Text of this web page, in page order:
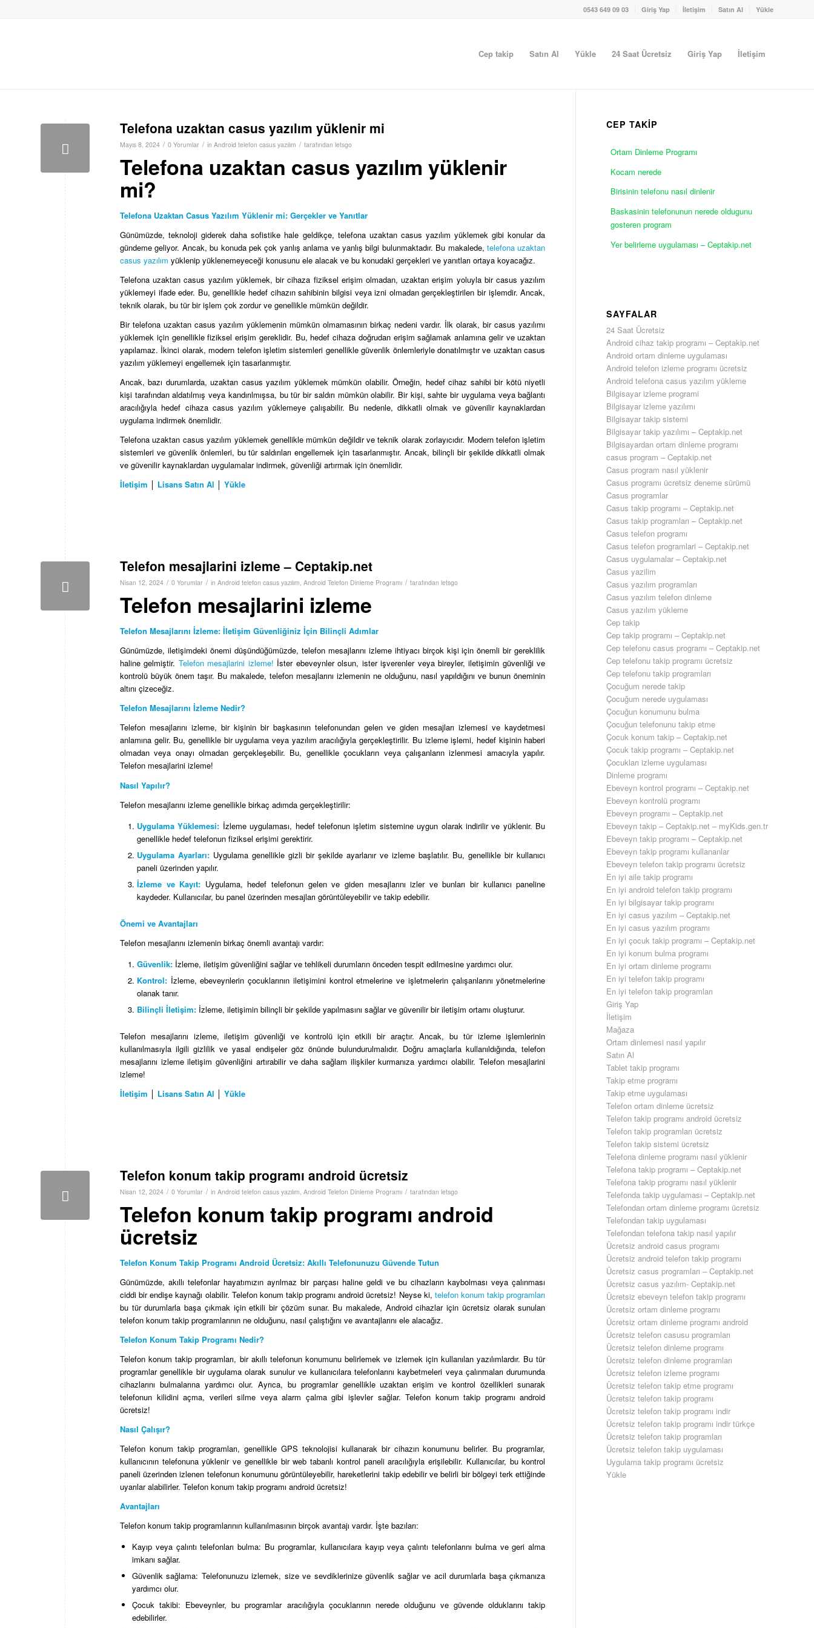
0543 649 09 03 Giriş Yap İletişim Satın Al Yükle
Cep takip Satın Al Yükle 24 Saat Ücretsiz Giriş Yap İletişim
Telefona uzaktan casus yazılım yüklenir mi
Mayıs 8, 2024 / 0 Yorumlar / in Android telefon casus yazılım / tarafından letsgo
Telefona uzaktan casus yazılım yüklenir
mi?
Telefona Uzaktan Casus Yazılım Yüklenir mi: Gerçekler ve Yanıtlar
Günümüzde, teknoloji giderek daha sofistike hale geldikçe, telefona uzaktan casus yazılım yüklemek gibi konular da
gündeme geliyor. Ancak, bu konuda pek çok yanlış anlama ve yanlış bilgi bulunmaktadır. Bu makalede, telefona uzaktan
casus yazılım yüklenip yüklenemeyeceği konusunu ele alacak ve bu konudaki gerçekleri ve yanıtları ortaya koyacağız.
Telefona uzaktan casus yazılım yüklemek, bir cihaza fiziksel erişim olmadan, uzaktan erişim yoluyla bir casus yazılım
yüklemeyi ifade eder. Bu, genellikle hedef cihazın sahibinin bilgisi veya izni olmadan gerçekleştirilen bir işlemdir. Ancak,
teknik olarak, bu tür bir işlem çok zordur ve genellikle mümkün değildir.
Bir telefona uzaktan casus yazılım yüklemenin mümkün olmamasının birkaç nedeni vardır. İlk olarak, bir casus yazılımı
yüklemek için genellikle fiziksel erişim gereklidir. Bu, hedef cihaza doğrudan erişim sağlamak anlamına gelir ve uzaktan
yapılamaz. İkinci olarak, modern telefon işletim sistemleri genellikle güvenlik önlemleriyle donatılmıştır ve uzaktan casus
yazılım yüklemeyi engellemek için tasarlanmıştır.
Ancak, bazı durumlarda, uzaktan casus yazılım yüklemek mümkün olabilir. Örneğin, hedef cihaz sahibi bir kötü niyetli
kişi tarafından aldatılmış veya kandırılmışsa, bu tür bir saldırı mümkün olabilir. Bir kişi, sahte bir uygulama veya bağlantı
aracılığıyla hedef cihaza casus yazılım yüklemeye çalışabilir. Bu nedenle, dikkatli olmak ve güvenilir kaynaklardan
uygulama indirmek önemlidir.
Telefona uzaktan casus yazılım yüklemek genellikle mümkün değildir ve teknik olarak zorlayıcıdır. Modern telefon işletim
sistemleri ve güvenlik önlemleri, bu tür saldırıları engellemek için tasarlanmıştır. Ancak, bilinçli bir şekilde dikkatli olmak
ve güvenilir kaynaklardan uygulamalar indirmek, güvenliği artırmak için önemlidir.
İletişim
Lisans Satın Al Yükle
Telefon mesajlarini izleme – Ceptakip.net
Nisan 12, 2024 / 0 Yorumlar / in Android telefon casus yazılım, Android Telefon Dinleme Programı / tarafından letsgo
Telefon mesajlarini izleme
Telefon Mesajlarını İzleme: İletişim Güvenliğiniz İçin Bilinçli Adımlar
Günümüzde, iletişimdeki önemi düşündüğümüzde, telefon mesajlarını izleme ihtiyacı birçok kişi için önemli bir gereklilik
haline gelmiştir. Telefon mesajlarini izleme! İster ebeveynler olsun, ister işverenler veya bireyler, iletişimin güvenliği ve
kontrolü büyük önem taşır. Bu makalede, telefon mesajlarını izlemenin ne olduğunu, nasıl yapıldığını ve bunun öneminin
altını çizeceğiz.
Telefon Mesajlarını İzleme Nedir?
Telefon mesajlarını izleme, bir kişinin bir başkasının telefonundan gelen ve giden mesajları izlemesi ve kaydetmesi
anlamına gelir. Bu, genellikle bir uygulama veya yazılım aracılığıyla gerçekleştirilir. Bu izleme işlemi, hedef kişinin haberi
olmadan veya onayı olmadan gerçekleşebilir. Bu, genellikle çocukların veya çalışanların izlenmesi amacıyla yapılır.
Telefon mesajlarini izleme!
Nasıl Yapılır?
Telefon mesajlarını izleme genellikle birkaç adımda gerçekleştirilir:
Uygulama Yüklemesi: İzleme uygulaması, hedef telefonun işletim sistemine uygun olarak indirilir ve yüklenir. Bu
genellikle hedef telefonun fiziksel erişimi gerektirir.
Uygulama Ayarları:Uygulama genellikle gizli bir şekilde ayarlanır ve izleme başlatılır. Bu, genellikle bir kullanıcı
paneli üzerinden yapılır.
İzleme ve Kayıt: Uygulama, hedef telefonun gelen ve giden mesajlarını izler ve bunları bir kullanıcı paneline
kaydeder. Kullanıcılar, bu panel üzerinden mesajları görüntüleyebilir ve takip edebilir.
Önemi ve Avantajları
Telefon mesajlarını izlemenin birkaç önemli avantajı vardır:
Güvenlik: İzleme, iletişim güvenliğini sağlar ve tehlikeli durumların önceden tespit edilmesine yardımcı olur.
Kontrol: İzleme, ebeveynlerin çocuklarının iletişimini kontrol etmelerine ve işletmelerin çalışanlarını yönetmelerine
olanak tanır.
Bilinçli İletişim: İzleme, iletişimin bilinçli bir şekilde yapılmasını sağlar ve güvenilir bir iletişim ortamı oluşturur.
Telefon mesajlarını izleme, iletişim güvenliği ve kontrolü için etkili bir araçtır. Ancak, bu tür izleme işlemlerinin
kullanılmasıyla ilgili gizlilik ve yasal endişeler göz önünde bulundurulmalıdır. Doğru amaçlarla kullanıldığında, telefon
mesajlarını izleme iletişim güvenliğini artırabilir ve daha sağlam ilişkiler kurmanıza yardımcı olabilir. Telefon mesajlarini
izleme!
İletişim │ Lisans Satın Al │ Yükle
Telefon konum takip programı android ücretsiz
Nisan 12, 2024 / 0 Yorumlar / in Android telefon casus yazılım Android Telefon Dinleme Programı / tarafından letsgo
Telefon konum takip programı android
ücretsiz
Telefon Konum Takip Programı Android Ücretsiz: Akıllı Telefonunuzu Güvende Tutun
Günümüzde, akıllı telefonlar hayatımızın ayrılmaz bir parçası haline geldi ve bu cihazların kaybolması veya çalınması
ciddi bir endişe kaynağı olabilir. Telefon konum takip programı android ücretsiz! Neyse ki, telefon konum takip programları
bu tür durumlarla başa çıkmak için etkili bir çözüm sunar. Bu makalede, Android cihazlar için ücretsiz olarak sunulan
telefon konum takip programlarının ne olduğunu, nasıl çalıştığını ve avantajlarını ele alacağız.
Telefon Konum Takip Programı Nedir?
Telefon konum takip programları, bir akıllı telefonun konumunu belirlemek ve izlemek için kullanılan yazılımlardır. Bu tür
programlar genellikle bir uygulama olarak sunulur ve kullanıcılara telefonlarını kaybetmeleri veya çalınmaları durumunda
cihazlarını bulmalarına yardımcı olur. Ayrıca, bu programlar genellikle uzaktan erişim ve kontrol özellikleri sunarak
telefonun kilidini açma, verileri silme veya alarm çalma gibi işlevler sağlar. Telefon konum takip programı android
ücretsiz!
Nasıl Çalışır?
Telefon konum takip programları, genellikle GPS teknolojisi kullanarak bir cihazın konumunu belirler. Bu programlar,
kullanıcının telefonuna yüklenir ve genellikle bir web tabanlı kontrol paneli aracılığıyla erişilebilir. Kullanıcılar, bu kontrol
paneli üzerinden izlenen telefonun konumunu görüntüleyebilir, hareketlerini takip edebilir ve belirli bir bölgeyi terk ettiğinde
uyarılar alabilirler. Telefon konum takip programı android ücretsiz!
Avantajları
Telefon konum takip programlarının kullanılmasının birçok avantajı vardır. İşte bazıları:
Kayıp veya çalıntı telefonları bulma: Bu programlar, kullanıcılara kayıp veya çalıntı telefonlarını bulma ve geri alma
imkanı sağlar.
Güvenlik sağlama: Telefonunuzu izlemek, size ve sevdiklerinize güvenlik sağlar ve acil durumlarla başa çıkmanıza
yardımcı olur.
Çocuk takibi: Ebeveynler, bu programlar aracılığıyla çocuklarının nerede olduğunu ve güvende olduklarını takip
edebilirler.
CEP TAKİP
Ortam Dinleme Programı
Kocam nerede
Birisinin telefonu nasıl dinlenir
Baskasinin telefonunun nerede oldugunu
gosteren program
Yer belirleme uygulaması – Ceptakip.net
SAYFALAR
24 Saat Ücretsiz
Android cihaz takip programı – Ceptakip.net
Android ortam dinleme uygulaması
Android telefon izleme programı ücretsiz
Android telefona casus yazılım yükleme
Bilgisayar izleme programi
Bilgisayar izleme yazılımı
Bilgisayar takip sistemi
Bilgisayar takip yazılımı – Ceptakip.net
Bilgisayardan ortam dinleme programı
casus program – Ceptakip.net
Casus program nasıl yüklenir
Casus programı ücretsiz deneme sürümü
Casus programlar
Casus takip programı – Ceptakip.net
Casus takip programları – Ceptakip.net
Casus telefon programı
Casus telefon programlari – Ceptakip.net
Casus uygulamalar – Ceptakip.net
Casus yazilim
Casus yazılım programları
Casus yazılım telefon dinleme
Casus yazılım yükleme
Cep takip
Cep takip programı – Ceptakip.net
Cep telefonu casus programı – Ceptakip.net
Cep telefonu takip programı ücretsiz
Cep telefonu takip programları
Çocuğum nerede takip
Çocuğum nerede uygulaması
Çocuğun konumunu bulma
Çocuğun telefonunu takip etme
Çocuk konum takip – Ceptakip.net
Çocuk takip programı – Ceptakip.net
Çocukları izleme uygulaması
Dinleme programı
Ebeveyn kontrol programı – Ceptakip.net
Ebeveyn kontrolü programı
Ebeveyn programı – Ceptakip.net
Ebeveyn takip – Ceptakip.net – myKids.gen.tr
Ebeveyn takip programı – Ceptakip.net
Ebeveyn takip programı kullananlar
Ebeveyn telefon takip programı ücretsiz
En iyi aile takip programı
En iyi android telefon takip programı
En iyi bilgisayar takip programı
En iyi casus yazılım – Ceptakip.net
En iyi casus yazılım programı
En iyi çocuk takip programı – Ceptakip.net
En iyi konum bulma programı
En iyi ortam dinleme programı
En iyi telefon takip programı
En iyi telefon takip programları
Giriş Yap
İletişim
Mağaza
Ortam dinlemesi nasıl yapılır
Satın Al
Tablet takip programı
Takip etme programı
Takip etme uygulaması
Telefon ortam dinleme ücretsiz
Telefon takip programı android ücretsiz
Telefon takip programları ücretsiz
Telefon takip sistemi ücretsiz
Telefona dinleme programı nasıl yüklenir
Telefona takip programı – Ceptakip.net
Telefona takip programı nasıl yüklenir
Telefonda takip uygulaması – Ceptakip.net
Telefondan ortam dinleme programı ücretsiz
Telefondan takip uygulaması
Telefondan telefona takip nasıl yapılır
Ücretsiz android casus programı
Ücretsiz android telefon takip programı
Ücretsiz casus programları – Ceptakip.net
Ücretsiz casus yazılım- Ceptakip.net
Ücretsiz ebeveyn telefon takip programı
Ücretsiz ortam dinleme programı
Ücretsiz ortam dinleme programı android
Ücretsiz telefon casusu programları
Ücretsiz telefon dinleme programı
Ücretsiz telefon dinleme programları
Ücretsiz telefon izleme programı
Ücretsiz telefon takip etme programı
Ücretsiz telefon takip programı
Ücretsiz telefon takip programı indir
Ücretsiz telefon takip programı indir türkçe
Ücretsiz telefon takip programları
Ücretsiz telefon takip uygulaması
Uygulama takip programı ücretsiz
Yükle